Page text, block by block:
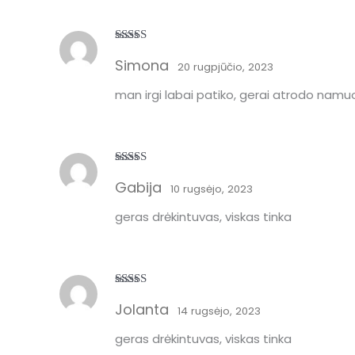
5iš 5
Simona 20 rugpjūčio, 2023
man irgi labai patiko, gerai atrodo
5iš 5
Gabija 10 rugsėjo, 2023
geras drėkintuvas, viskas tinka
5iš 5
Jolanta 14 rugsėjo, 2023
geras drėkintuvas, viskas tinka